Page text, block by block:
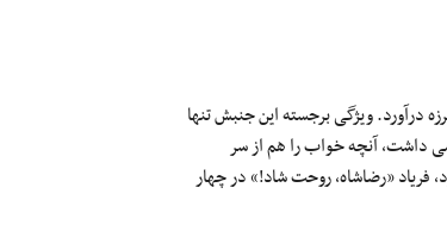
مرزها به لرزه درآورد. ویژگی برجسته این جنبش تنها
داشت، آنچه خواب را هم از سر
فریاد «رضاشاه، روحت شاد!» در چهار